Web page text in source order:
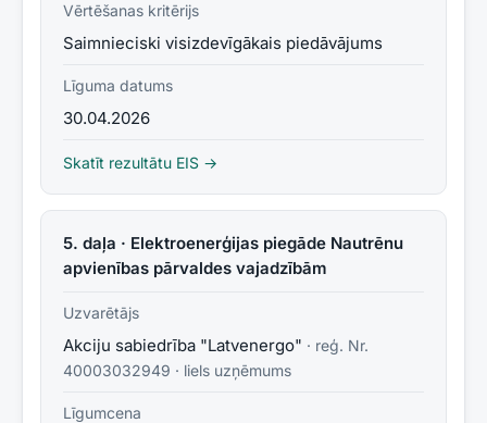
Vērtēšanas kritērijs
Saimnieciski visizdevīgākais piedāvājums
Līguma datums
30.04.2026
Skatīt rezultātu EIS →
5. daļa · Elektroenerģijas piegāde Nautrēnu
apvienības pārvaldes vajadzībām
Uzvarētājs
Akciju sabiedrība "Latvenergo" · reģ. Nr.
40003032949 · liels uzņēmums
Līgumcena